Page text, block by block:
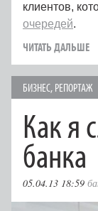
клиентов,
очередей.
ЧИТАТЬ ДАЛЬШЕ
БИЗНЕС, РЕПОРТАЖ
Как я
банка
05.04.13 18:59